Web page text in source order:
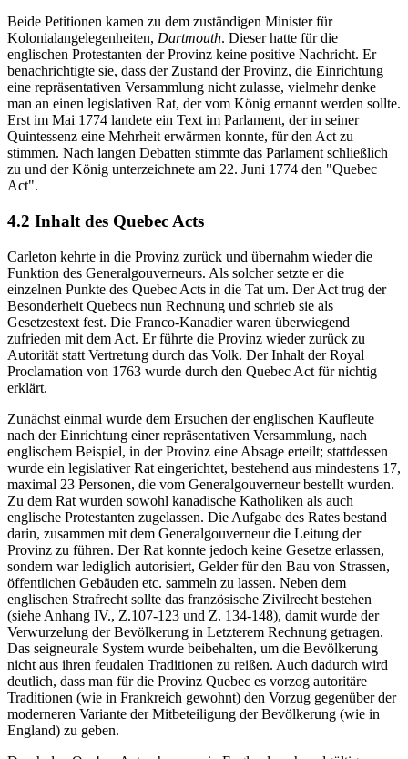
Beide Petitionen kamen zu dem zuständigen Minister für
Kolonialangelegenheiten, Dartmouth. Dieser hatte für die
englischen Protestanten der Provinz keine positive Nachricht. Er
benachrichtigte sie, dass der Zustand der Provinz, die Einrichtung
eine repräsentativen Versammlung nicht zulasse, vielmehr denke
man an einen legislativen Rat, der vom König ernannt werden sollte.
Erst im Mai 1774 landete ein Text im Parlament, der in seiner
Quintessenz eine Mehrheit erwärmen konnte, für den Act zu
stimmen. Nach langen Debatten stimmte das Parlament schließlich
zu und der König unterzeichnete am 22. Juni 1774 den "Quebec
Act".
4.2 Inhalt des Quebec Acts
Carleton kehrte in die Provinz zurück und übernahm wieder die
Funktion des Generalgouverneurs. Als solcher setzte er die
einzelnen Punkte des Quebec Acts in die Tat um. Der Act trug der
Besonderheit Quebecs nun Rechnung und schrieb sie als
Gesetzestext fest. Die Franco-Kanadier waren überwiegend
zufrieden mit dem Act. Er führte die Provinz wieder zurück zu
Autorität statt Vertretung durch das Volk. Der Inhalt der Royal
Proclamation von 1763 wurde durch den Quebec Act für nichtig
erklärt.
Zunächst einmal wurde dem Ersuchen der englischen Kaufleute
nach der Einrichtung einer repräsentativen Versammlung, nach
englischem Beispiel, in der Provinz eine Absage erteilt; stattdessen
wurde ein legislativer Rat eingerichtet, bestehend aus mindestens 17,
maximal 23 Personen, die vom Generalgouverneur bestellt wurden.
Zu dem Rat wurden sowohl kanadische Katholiken als auch
englische Protestanten zugelassen. Die Aufgabe des Rates bestand
darin, zusammen mit dem Generalgouverneur die Leitung der
Provinz zu führen. Der Rat konnte jedoch keine Gesetze erlassen,
sondern war lediglich autorisiert, Gelder für den Bau von Strassen,
öffentlichen Gebäuden etc. sammeln zu lassen. Neben dem
englischen Strafrecht sollte das französische Zivilrecht bestehen
(siehe Anhang IV., Z.107-123 und Z. 134-148), damit wurde der
Verwurzelung der Bevölkerung in Letzterem Rechnung getragen.
Das seigneurale System wurde beibehalten, um die Bevölkerung
nicht aus ihren feudalen Traditionen zu reißen. Auch dadurch wird
deutlich, dass man für die Provinz Quebec es vorzog autoritäre
Traditionen (wie in Frankreich gewohnt) den Vorzug gegenüber der
moderneren Variante der Mitbeteiligung der Bevölkerung (wie in
England) zu geben.